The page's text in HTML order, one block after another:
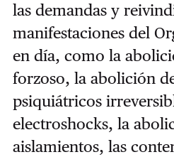
las demandas y
manifestaciones del
en día, como la
forzoso, la abolición
psiquiátricos
electroshocks, la
aislamientos, las